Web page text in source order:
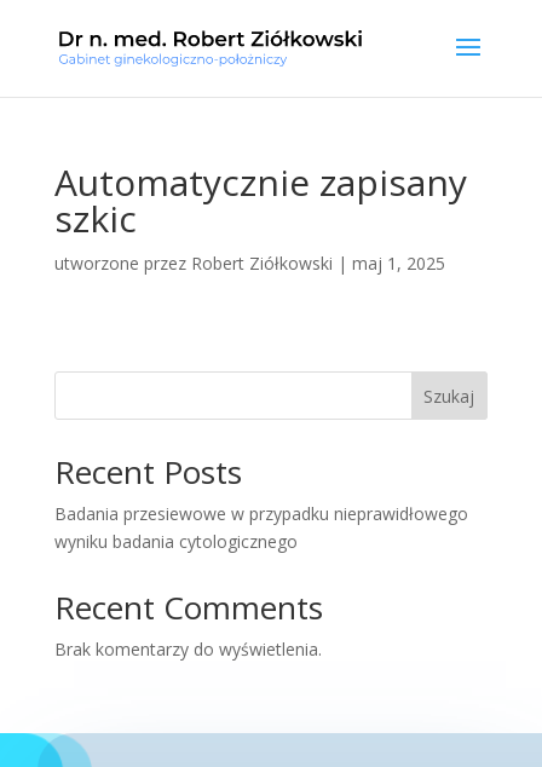
Automatycznie zapisany
szkic
utworzone przez Robert Ziółkowski | maj 1, 2025
Szukaj
Recent Posts
Badania przesiewowe w przypadku nieprawidłowego
wyniku badania cytologicznego
Recent Comments
Brak komentarzy do wyświetlenia.